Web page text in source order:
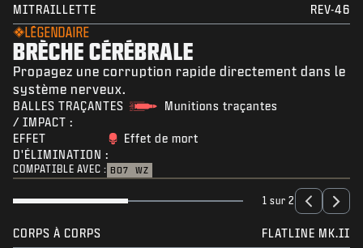
MITRAILLETTE REV-46
LÉGENDAIRE
BRÈCHE CÉRÉBRALE
Propagez une corruption rapide directement dans le
système nerveux.
BALLES TRAÇANTES
/ IMPACT :
Munitions traçantes
EFFET
D'ÉLIMINATION :
Effet de mort
COMPATIBLE AVEC : BO7 WZ
1 sur 2
CORPS À CORPS FLATLINE MK.II